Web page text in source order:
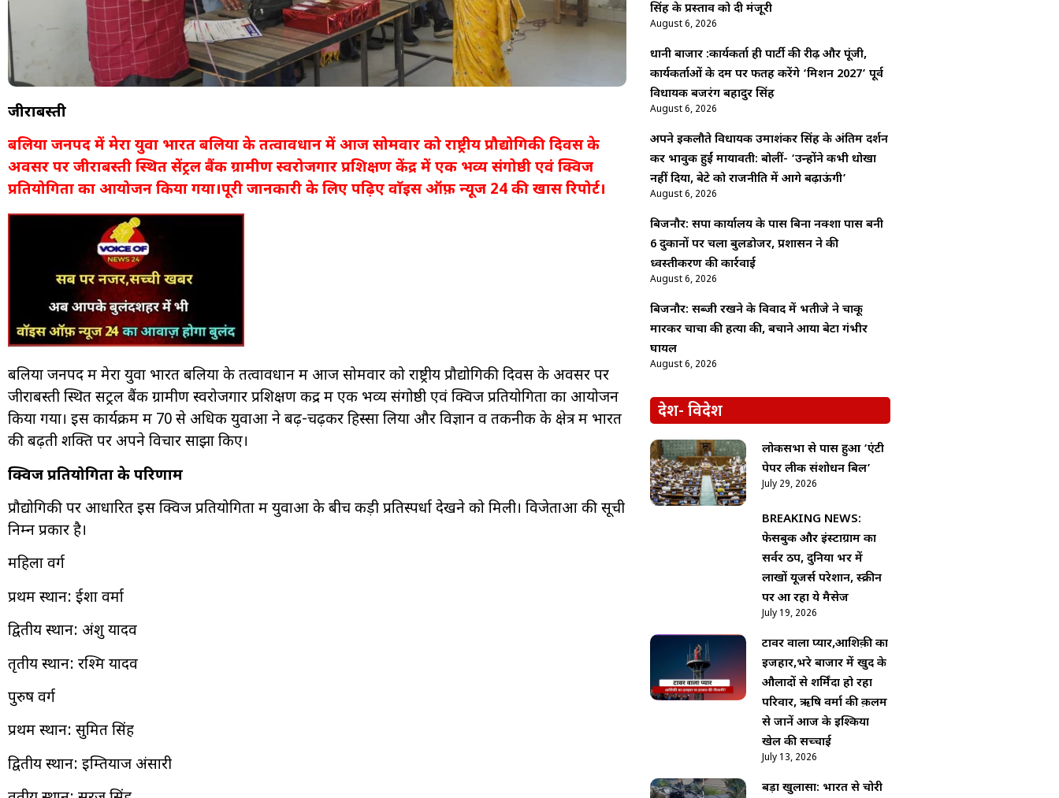
जीराबस्ती
बलिया जनपद में मेरा युवा भारत बलिया के तत्वावधान में आज सोमवार को राष्ट्रीय प्रौद्योगिकी दिवस के
अवसर पर जीराबस्ती स्थित सेंट्रल बैंक ग्रामीण स्वरोजगार प्रशिक्षण केंद्र में एक भव्य संगोष्ठी एवं क्विज
प्रतियोगिता का आयोजन किया गया।पूरी जानकारी के लिए पढ़िए वाॅइस ऑफ़ न्यूज 24 की खास रिपोर्ट।
बलिया जनपद में मेरा युवा भारत बलिया के तत्वावधान में आज सोमवार को राष्ट्रीय प्रौद्योगिकी दिवस के अवसर पर
जीराबस्ती स्थित सेंट्रल बैंक ग्रामीण स्वरोजगार प्रशिक्षण केंद्र में एक भव्य संगोष्ठी एवं क्विज प्रतियोगिता का आयोजन
किया गया। इस कार्यक्रम में 70 से अधिक युवाओं ने बढ़-चढ़कर हिस्सा लिया और विज्ञान व तकनीक के क्षेत्र में भारत
की बढ़ती शक्ति पर अपने विचार साझा किए।
क्विज प्रतियोगिता के परिणाम
प्रौद्योगिकी पर आधारित इस क्विज प्रतियोगिता में युवाओं के बीच कड़ी प्रतिस्पर्धा देखने को मिली। विजेताओं की सूची
निम्न प्रकार है।
महिला वर्ग
प्रथम स्थान: ईशा वर्मा
द्वितीय स्थान: अंशु यादव
तृतीय स्थान: रश्मि यादव
पुरुष वर्ग
प्रथम स्थान: सुमित सिंह
द्वितीय स्थान: इम्तियाज अंसारी
सिंह के प्रस्ताव को दी मंजूरी
August 6, 2026
धानी बाजार :कार्यकर्ता ही पार्टी की रीढ़ और पूंजी,
कार्यकर्ताओं के दम पर फतह करेंगे ‘मिशन 2027’ पूर्व
विधायक बजरंग बहादुर सिंह
August 6, 2026
अपने इकलौते विधायक उमाशंकर सिंह के अंतिम दर्शन
कर भावुक हुईं मायावती: बोलीं- ‘उन्होंने कभी धोखा
नहीं दिया, बेटे को राजनीति में आगे बढ़ाऊंगी’
August 6, 2026
बिजनौर: सपा कार्यालय के पास बिना नक्शा पास बनी
6 दुकानों पर चला बुलडोजर, प्रशासन ने की
ध्वस्तीकरण की कार्रवाई
August 6, 2026
बिजनौर: सब्जी रखने के विवाद में भतीजे ने चाकू
मारकर चाचा की हत्या की, बचाने आया बेटा गंभीर
घायल
August 6, 2026
देश- विदेश
लोकसभा से पास हुआ ‘एंटी
पेपर लीक संशोधन बिल’
July 29, 2026
BREAKING NEWS:
फेसबुक और इंस्टाग्राम का
सर्वर ठप, दुनिया भर में
लाखों यूजर्स परेशान, स्क्रीन
पर आ रहा ये मैसेज
July 19, 2026
टावर वाला प्यार,आशिक़ी का
इजहार,भरे बाजार में खुद के
औलादों से शर्मिंदा हो रहा
परिवार, ऋषि वर्मा की क़लम
से जानें आज के इश्किया
खेल की सच्चाई
July 13, 2026
बड़ा खुलासा: भारत से चोरी